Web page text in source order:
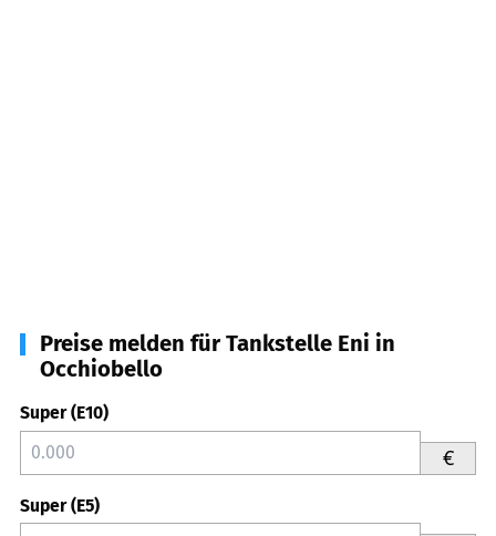
Preise melden für Tankstelle Eni in
Occhiobello
Super (E10)
€
Super (E5)